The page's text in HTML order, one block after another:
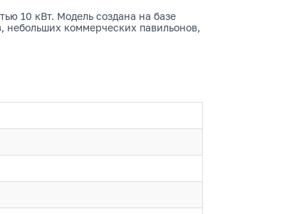
10 кВт. Модель создана на базе
небольших коммерческих павильонов,